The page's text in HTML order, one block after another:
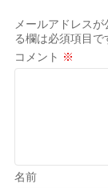
メールアドレスが
る欄は必須項目で
コメント ※
名前